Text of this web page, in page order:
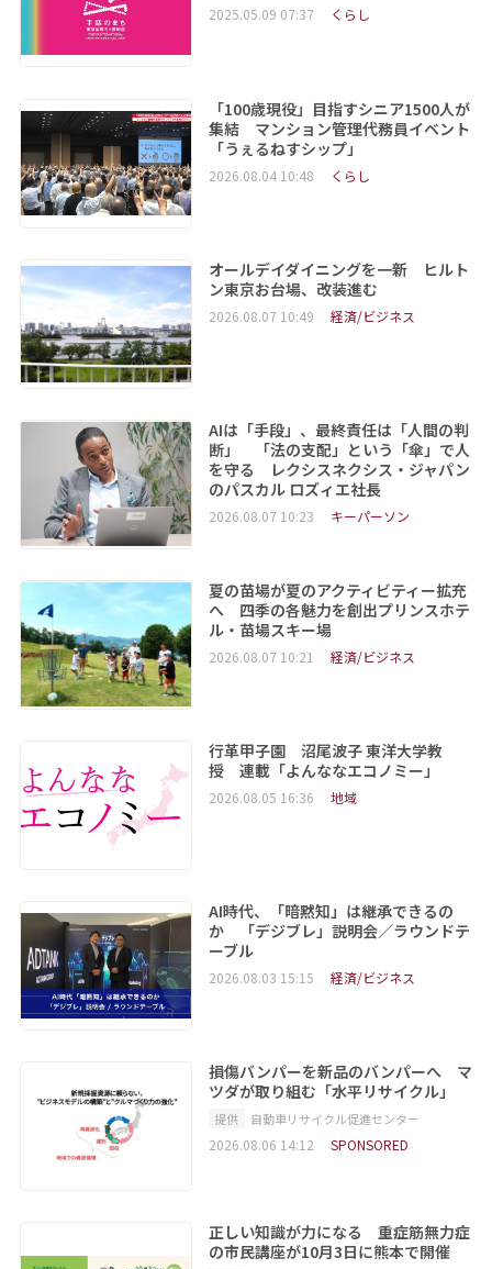
2025.05.09 07:37 くらし
「100歳現役」目指すシニア1500人が
集結 マンション管理代務員イベント
「うぇるねすシップ」
2026.08.04 10:48 くらし
オールデイダイニングを一新 ヒルト
ン東京お台場、改装進む
2026.08.07 10:49 経済/ビジネス
AIは「手段」、最終責任は「人間の判
断」 「法の支配」という「傘」で人
を守る レクシスネクシス・ジャパン
のパスカル ロズィエ社長
2026.08.07 10:23 キーパーソン
夏の苗場が夏のアクティビティー拡充
へ 四季の各魅力を創出プリンスホテ
ル・苗場スキー場
2026.08.07 10:21 経済/ビジネス
行革甲子園 沼尾波子 東洋大学教
授 連載「よんななエコノミー」
2026.08.05 16:36 地域
AI時代、「暗黙知」は継承できるの
か 「デジブレ」説明会／ラウンドテ
ーブル
2026.08.03 15:15 経済/ビジネス
損傷バンパーを新品のバンパーへ マ
ツダが取り組む「水平リサイクル」
提供 自動車リサイクル促進センター
2026.08.06 14:12 SPONSORED
正しい知識が力になる 重症筋無力症
の市民講座が10月3日に熊本で開催